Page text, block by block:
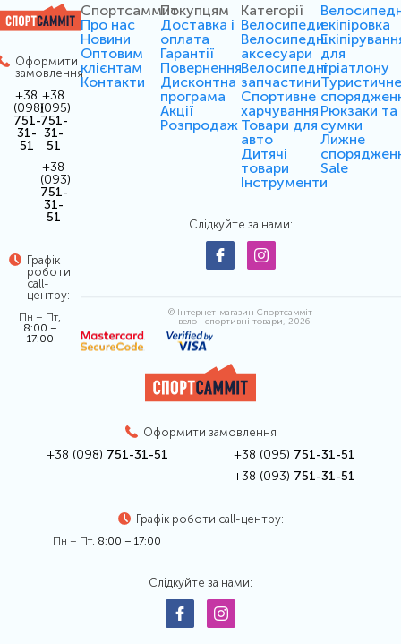
Оформити
замовлення
+38
(098)
751-
31-
51
+38
(095)
751-
31-
51
+38
(093)
751-
31-
51
Графік
роботи
call-
центру:
Пн – Пт,
8:00 –
17:00
Спортсаммит
Про нас
Новини
Оптовим
клієнтам
Контакти
Покупцям
Доставка і
оплата
Гарантії
Повернення
Дисконтна
програма
Акції
Розпродаж
Категорії
Велосипеди
Велосипедні
аксесуари
Велосипедні
запчастини
Спортивне
харчування
Товари для
авто
Дитячі
товари
Інструменти
екіпіровка
для
тріатлону
Рюкзаки та
сумки
Лижне
Sale
Слідкуйте за нами:
© Інтернет-магазин Спортсамміт
- вело і спортивні товари, 2026
Оформити замовлення
+38 (098) 751-31-51 +38 (095) 751-31-51
+38 (093) 751-31-51
Графік роботи call-центру:
Пн – Пт, 8:00 – 17:00
Слідкуйте за нами: